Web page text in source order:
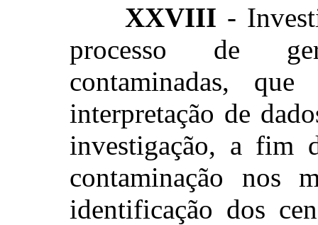
XXVIII -
processo de
contaminadas,
interpretação de
investigação, a fim
contaminação nos
identificação dos